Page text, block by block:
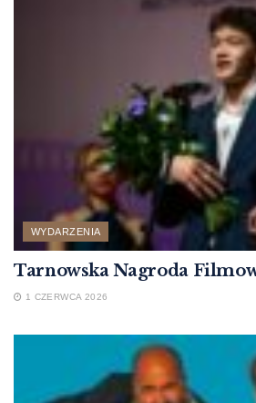
WYDARZENIA
Tarnowska Nagroda
1 CZERWCA 2026